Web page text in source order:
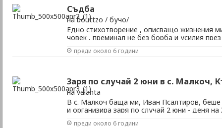
Съдба
на bouttzo / бучо/
Едно стихотворение , описващо жизнения
човек , преминал не без борба и усилия
преди около 6 години
Заря по случай 2 юни в с. Малкоч,
на valanta
В с. Малкоч баща ми, Иван Псалтиров,
и организира заря по случай 2 юни - деня
преди около 6 години